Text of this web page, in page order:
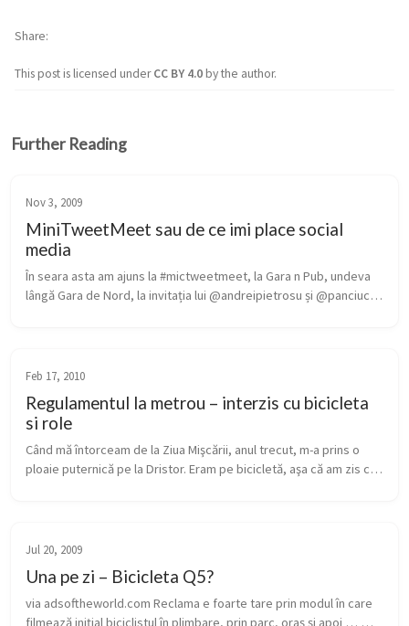
This post is licensed underCC BY 4.0by the author.
Share
Further Reading
Nov 3, 2009
MiniTweetMeet sau de ce imi place social
media
În seara asta am ajuns la #mictweetmeet, la Gara n Pub, undeva
lângă Gara de Nord, la invitația lui @andreipietrosu și @panciuc.
Feb 17, 2010
Regulamentul la metrou – interzis cu bicicleta
si role
Când mă întorceam de la Ziua Mişcării, anul trecut, m-a prins o
ploaie puternică pe la Dristor. Eram pe bicicletă, aşa că am zis că
Jul 20, 2009
Una pe zi – Bicicleta Q5?
via adsoftheworld.com Reclama e foarte tare prin modul în care
filmează inițial biciclistul în plimbare, prin parc, oraș și apoi …